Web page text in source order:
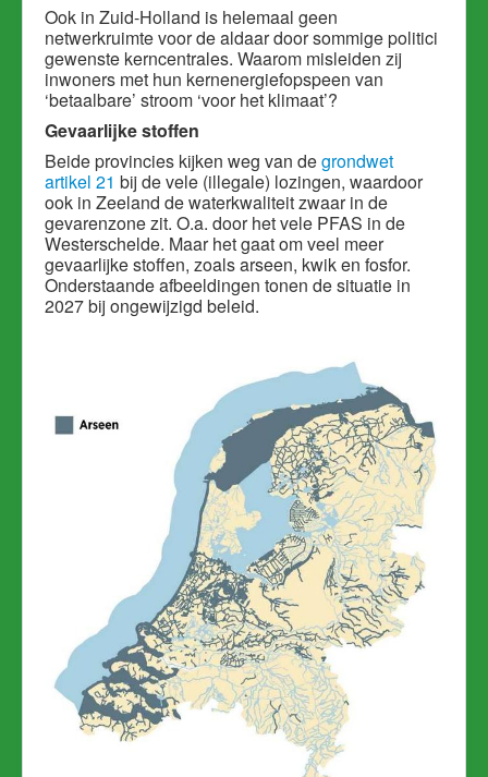
Ook in Zuid-Holland is helemaal geen
netwerkruimte voor de aldaar door sommige politici
gewenste kerncentrales. Waarom misleiden zij
inwoners met hun kernenergiefopspeen van
‘betaalbare’ stroom ‘voor het klimaat’?
Gevaarlijke stoffen
Beide provincies kijken weg van degrondwet
artikel 21 bij de vele (illegale) lozingen, waardoor
ook in Zeeland de waterkwaliteit zwaar in de
gevarenzone zit. O.a. door het vele PFAS in de
Westerschelde. Maar het gaat om veel meer
gevaarlijke stoffen, zoals arseen, kwik en fosfor.
Onderstaande afbeeldingen tonen de situatie in
2027 bij ongewijzigd beleid.